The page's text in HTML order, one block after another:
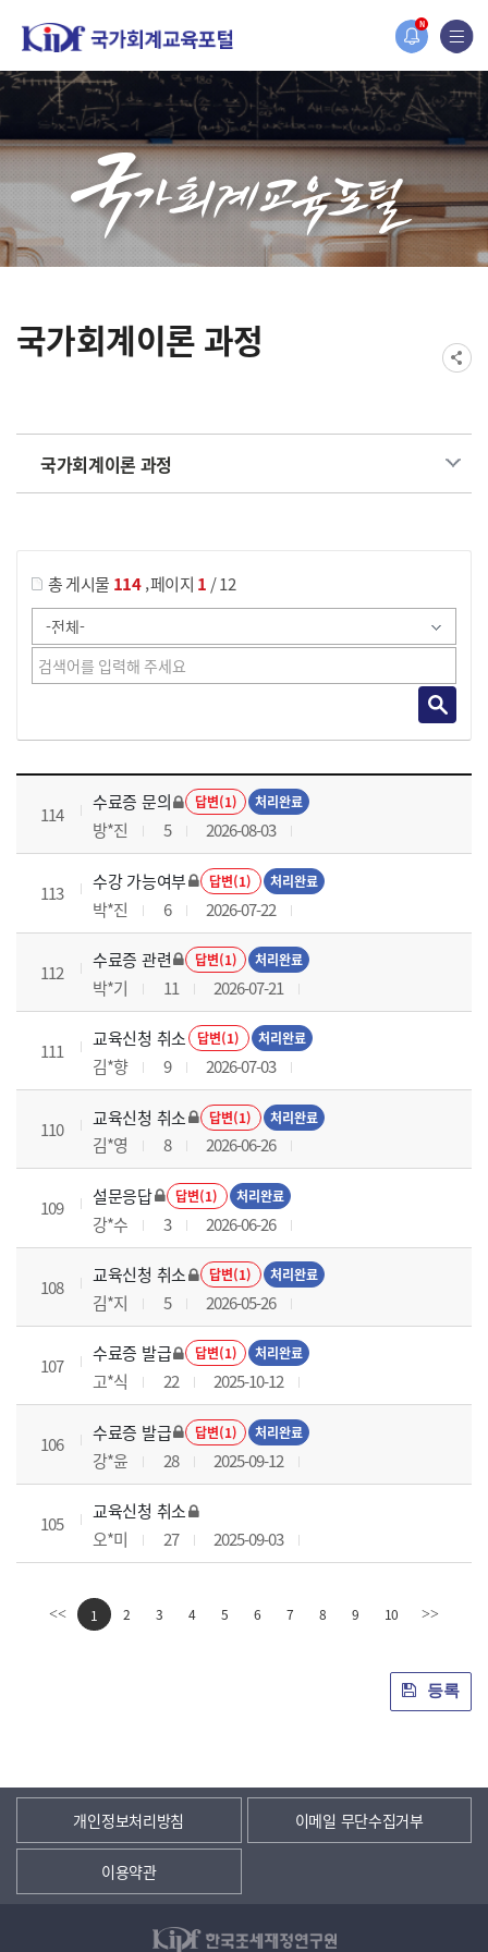
N
홈페이지가 새롭게 개편되었습니다.
한국조세재정연구원홈페이지가 새롭게 개설되었습니다.
국가회계이론 과정
국가회계이론 과정
총 게시물 114,페이지 1 / 12
국가회계이론 과정 목록 으로 번호, 제목, 작성자, 조회수, 등록 일로 나열 되고 있습니다.
114
수료증 문의 답변(1) 처리완료
방*진 5 2026-08-03
113
수강 가능여부 답변(1) 처리완료
박*진 6 2026-07-22
112
수료증 관련 답변(1) 처리완료
박*기 11 2026-07-21
111
교육신청 취소 답변(1) 처리완료
김*향 9 2026-07-03
110
교육신청 취소 답변(1) 처리완료
김*영 8 2026-06-26
109
설문응답 답변(1) 처리완료
강*수 3 2026-06-26
108
교육신청 취소 답변(1) 처리완료
김*지 5 2026-05-26
107
수료증 발급 답변(1) 처리완료
고*식 22 2025-10-12
106
수료증 발급 답변(1) 처리완료
강*윤 28 2025-09-12
105
교육신청 취소
오*미
27 2025-09-03
<< 1 2 3 4 5 6 7 8 9 10 >>
등록
개인정보처리방침 이메일 무단수집거부
이용약관